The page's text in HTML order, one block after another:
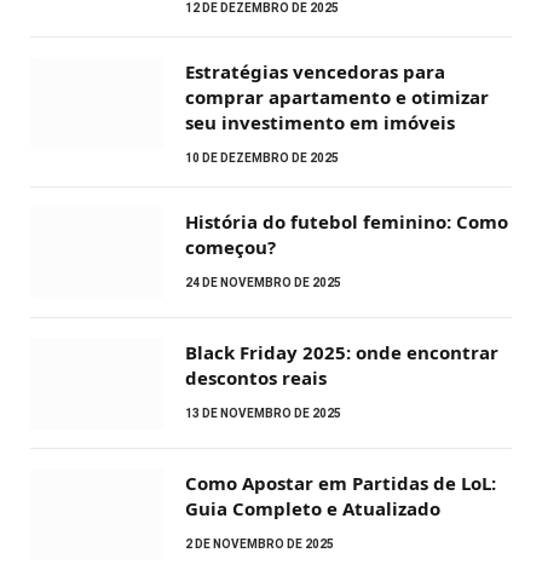
12 DE DEZEMBRO DE 2025
Estratégias vencedoras para
comprar apartamento e otimizar
seu investimento em imóveis
10 DE DEZEMBRO DE 2025
História do futebol feminino: Como
começou?
24 DE NOVEMBRO DE 2025
Black Friday 2025: onde encontrar
descontos reais
13 DE NOVEMBRO DE 2025
Como Apostar em Partidas de LoL:
Guia Completo e Atualizado
2 DE NOVEMBRO DE 2025